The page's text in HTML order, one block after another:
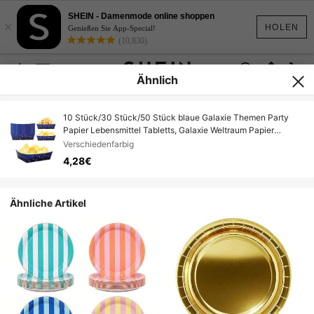
HOLEN
×
SHEIN - Damenmode online shoppen
Genießen Sie App-Special!
(10,830)
Ähnlich
10 Stück/30 Stück/50 Stück blaue Galaxie Themen Party
Papier Lebensmittel Tabletts, Galaxie Weltraum Papier
Lebensmittel Boote, geeignet für Snacks, Süßigkeiten,
Popcorn, Hot Dogs, passend für Astronauten Themen
Geburtstag Baby Shower Party Dekoration
Verschiedenfarbig
4,28€
Ähnliche Artikel